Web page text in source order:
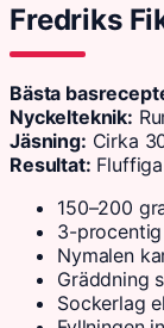
Fredriks
Bästa
Nyckelteknik:
Jäsning: Cirka
Resultat:
150–200
3-
Nymalen
Gräddning
Sockerlag